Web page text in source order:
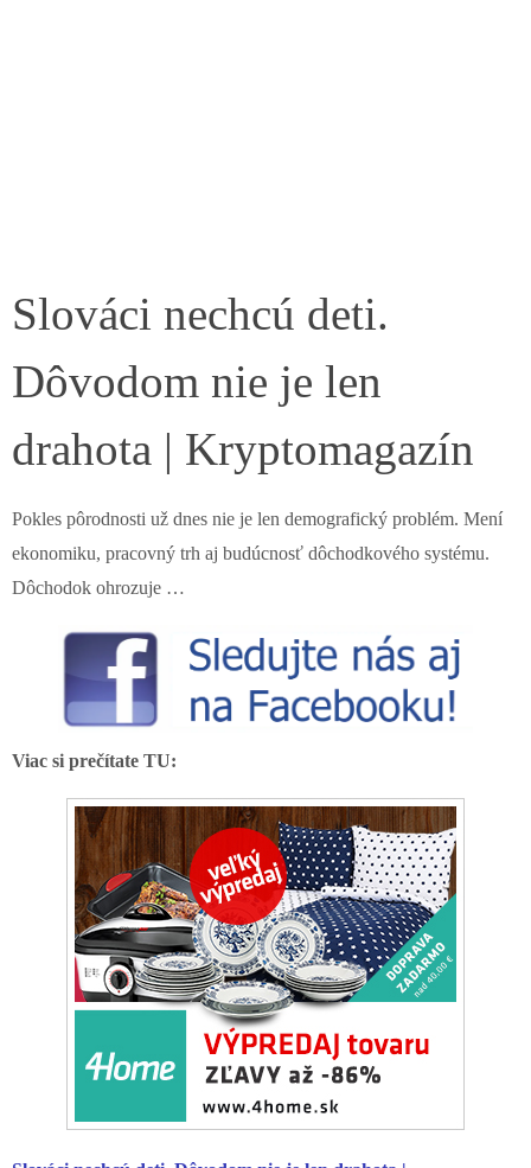
Slováci nechcú deti.
Dôvodom nie je len
drahota | Kryptomagazín
Pokles pôrodnosti už dnes nie je len demografický problém. Mení
ekonomiku, pracovný trh aj budúcnosť dôchodkového systému.
Dôchodok ohrozuje …
Viac si prečítate TU: